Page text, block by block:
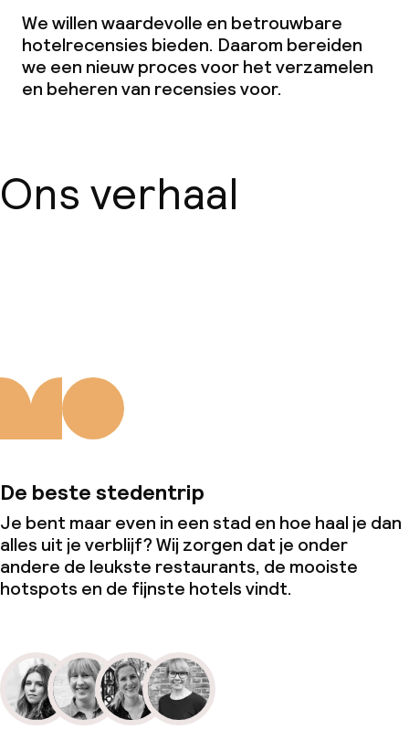
We willen waardevolle en betrouwbare
hotelrecensies bieden. Daarom bereiden
we een nieuw proces voor het verzamelen
en beheren van recensies voor.
Ons verhaal
De beste stedentrip
Je bent maar even in een stad en hoe haal je dan
alles uit je verblijf? Wij zorgen dat je onder
andere de leukste restaurants, de mooiste
hotspots en de fijnste hotels vindt.